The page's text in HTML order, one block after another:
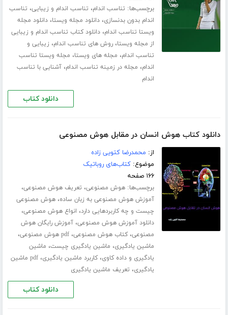
برچسب‌ها: تناسب اندام، تناسب اندام و زیبایی، تناسب
اندام بدون بدنسازی،دانلود مجله ویستا،دانلود مجله
ویستا تناسب اندام،دانلود کتاب تناسب اندام و زیبایی
از مجله ویستا،روش های تناسب اندام، زیبایی و
تناسب اندام، مجله های ویستا، مجله ویستا تناسب
اندام، مجله در زمینه تناسب اندام،آشنایی با تناسب
اندام
دانلود کتاب
دانلود کتاب هوش انسان در مقابل هوش مصنوعی
از: محمدرضا کتویی زاده
موضوع:کتاب‌های روباتیک
۱۶۶ صفحه
برچسب‌ها:هوش مصنوعی، تعریف هوش مصنوعی،
آموزش هوش مصنوعی به زبان ساده،هوش مصنوعی
چیست و چه کاربردهایی دارد، انواع هوش مصنوعی،
دانلود آموزش هوش مصنوعی،آموزش رایگان هوش
مصنوعی،کتاب هوش مصنوعی،pdf هوش مصنوعی ،
ماشین یادگیری، ماشین یادگیری چیست، ماشین
یادگیری و داده کاوی،کاربرد ماشین یادگیری،
pdf ماشین
یادگیری، تعریف ماشین یادگیری
دانلود کتاب